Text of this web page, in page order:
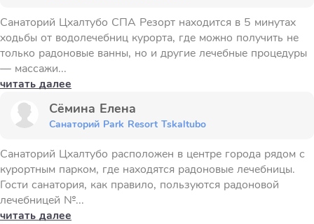
Санаторий Цхалтубо СПА Резорт находится в 5 минутах
ходьбы от водолечебниц курорта, где можно получить не
только радоновые ванны, но и другие лечебные процедуры
— массажи...
читать далее
Сёмина Елена
Санаторий Park Resort Tskaltubo
Санаторий Цхалтубо расположен в центре города рядом с
курортным парком, где находятся радоновые лечебницы.
Гости санатория, как правило, пользуются радоновой
лечебницей №...
читать далее